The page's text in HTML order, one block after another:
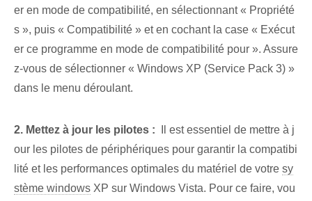
er en mode de compatibilité, en sélectionnant « Propriété
s », puis « Compatibilité » et en cochant la case « Exécut
er ce programme en mode de compatibilité pour ». Assure
z-vous de sélectionner « Windows‍ XP (Service⁢ Pack 3) »
dans le menu déroulant.
2. Mettez à jour les pilotes : ⁣ Il est essentiel de mettre à j
our les pilotes de périphériques pour garantir la compatibi
lité et les performances optimales du matériel de votre sy
stème windows XP sur Windows Vista. Pour ce faire, vou